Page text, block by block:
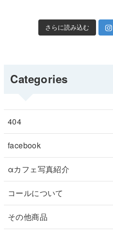
さらに読み込む
Categories
404
facebook
αカフェ写真紹介
コールについて
その他商品